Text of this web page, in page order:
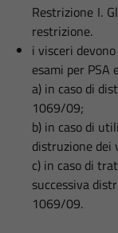
Restrizione I.
restrizione.
i visceri
esami per PSA
a) in caso di
1069/09;
b) in caso di
distruzione dei
c) in caso di
successiva
1069/09.